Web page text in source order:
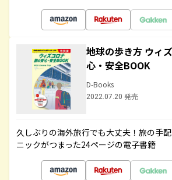
地球の歩き方 ウィ
心・安全BOOK
D-Books
2022.07.20 発売
久しぶりの海外旅行でも大丈夫！旅の手
ニックがつまった24ページの電子書籍